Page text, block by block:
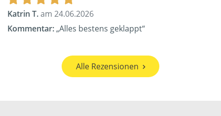
Katrin T.am 24.06.2026
Kommentar:„Alles bestens geklappt“
Alle Rezensionen